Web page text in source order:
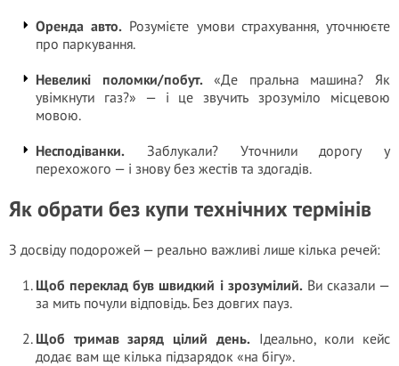
Оренда авто. Розумієте умови страхування, уточнюєте
про паркування.
Невеликі поломки/побут.«Де пральна машина? Як
увімкнути газ?» — і це звучить зрозуміло місцевою
мовою.
Несподіванки. Заблукали? Уточнили дорогу у
перехожого — і знову без жестів та здогадів.
Як обрати без купи технічних термінів
З досвіду подорожей — реально важливі лише кілька речей:
Щоб переклад був швидкий і зрозумілий.Ви сказали —
за мить почули відповідь. Без довгих пауз.
Щоб тримав заряд цілий день.Ідеально, коли кейс
додає вам ще кілька підзарядок «на бігу».